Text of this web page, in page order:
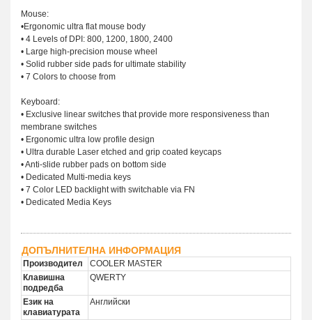
Mouse:
•Ergonomic ultra flat mouse body
• 4 Levels of DPI: 800, 1200, 1800, 2400
• Large high-precision mouse wheel
• Solid rubber side pads for ultimate stability
• 7 Colors to choose from
Keyboard:
• Exclusive linear switches that provide more responsiveness than
membrane switches
• Ergonomic ultra low profile design
• Ultra durable Laser etched and grip coated keycaps
• Anti-slide rubber pads on bottom side
• Dedicated Multi-media keys
• 7 Color LED backlight with switchable via FN
• Dedicated Media Keys
ДОПЪЛНИТЕЛНА ИНФОРМАЦИЯ
Производител
COOLER MASTER
Клавишна
подредба
QWERTY
Език на
клавиатурата
Английски